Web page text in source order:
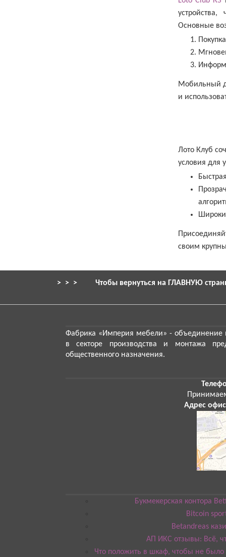
Основные
Мобильный
и
Лото Клуб
условия для
своим
> > > Чтобы вернуться на ГЛАВНУЮ
Фабрика «Империя мебели» - объединение
в секторе производства и монтажа
общественного назначения.
Адрес
Букмекерская контора
Bitcoin
Betandreas
АП ИКС отзывы: Всё,
Что положить в шкаф, чтобы не